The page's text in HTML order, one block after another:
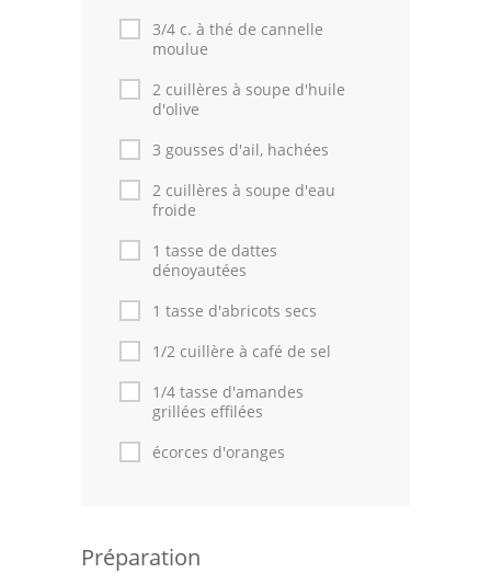
3/4 c. à thé de cannelle
moulue
2 cuillères à soupe d'huile
d'olive
3 gousses d'ail, hachées
2 cuillères à soupe d'eau
froide
1 tasse de dattes
dénoyautées
1 tasse d'abricots secs
1/2 cuillère à café de sel
1/4 tasse d'amandes
grillées effilées
écorces d'oranges
Préparation